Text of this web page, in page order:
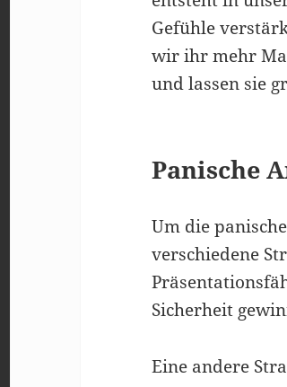
Gefühle
wir ihr mehr
und lassen sie
Panische
Um die
verschiedene
Sicherheit
Eine andere